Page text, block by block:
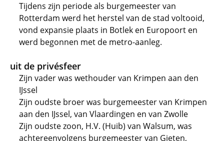
Tijdens zijn periode als burgemeester van
Rotterdam werd het herstel van de stad voltooid,
vond expansie plaats in Botlek en Europoort en
werd begonnen met de metro-aanleg.
uit de privésfeer
Zijn vader was wethouder van Krimpen aan den
IJssel
Zijn oudste broer was burgemeester van Krimpen
aan den IJssel, van Vlaardingen en van Zwolle
Zijn oudste zoon, H.V. (Huib) van Walsum, was
achtereenvolgens burgemeester van Gieten,